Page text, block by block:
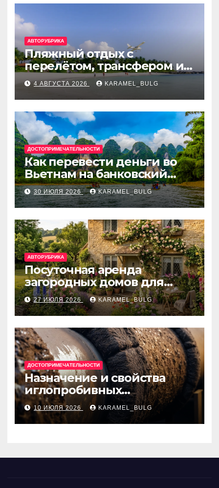
АВТОРУБРИКА
Пляжный отдых с
перелётом, трансфером и
отелем на Мальдивах, в
Турции, Греции, Таиланде
и Европе
4 АВГУСТА 2026 KARAMEL_BULG
ДОСТОПРИМЕЧАТЕЛЬНОСТИ
Как перевести деньги во
Вьетнам на банковский
счёт: VietcomBank, BIDV,
Techcombank и другие
банки
30 ИЮЛЯ 2026 KARAMEL_BULG
АВТОРУБРИКА
Посуточная аренда
загородных домов для
отдыха
27 ИЮЛЯ 2026 KARAMEL_BULG
ДОСТОПРИМЕЧАТЕЛЬНОСТИ
Назначение и свойства
иглопробивных
базальтовых огнеупорных
матов
10 ИЮЛЯ 2026 KARAMEL_BULG